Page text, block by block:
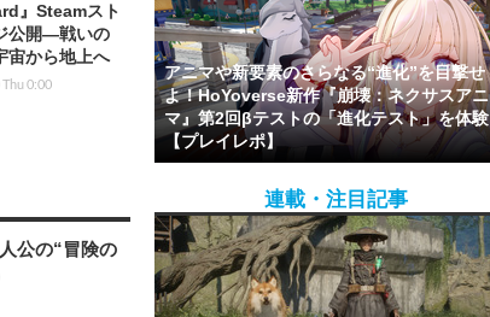
』Steamスト
公開―戦いの
宙から地上へ
Thu 0:00
公の“冒険の
アニマや新要素のさらなる“進化”を目撃せ
よ！HoYoverse新作『崩壊：ネクサスアニ
マ』第2回βテストの「進化テスト」を体験
【プレイレポ】
連載・注目記事